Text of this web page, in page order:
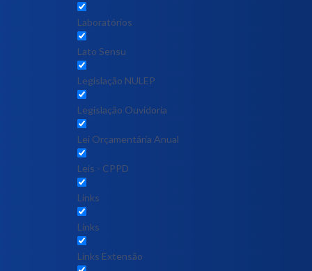
Laboratórios
Lato Sensu
Legislação NULEP
Legislação Ouvidoria
Lei Orçamentária Anual
Leis - CPPD
Links
Links
Links Extensão